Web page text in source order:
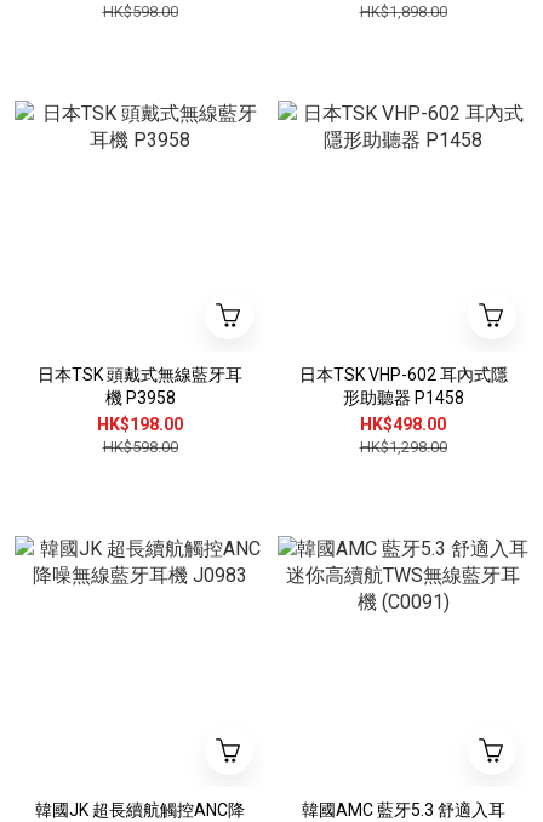
HK$598.00 HK$1,898.00
日本TSK 頭戴式無線藍牙耳
機 P3958
HK$198.00
HK$598.00
日本TSK VHP-602 耳內式隱
形助聽器 P1458
HK$498.00
HK$1,298.00
韓國JK 超長續航觸控ANC降 韓國AMC 藍牙5.3 舒適入耳